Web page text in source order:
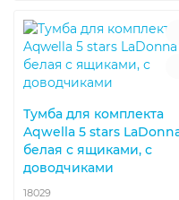
Тумба для комплекта
Aqwella 5 stars
белая с ящиками, с
доводчиками
18029